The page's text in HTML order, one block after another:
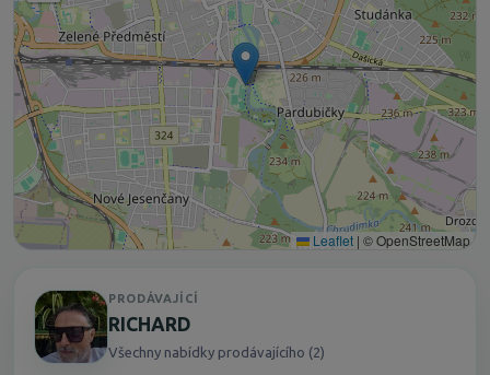
Leaflet | © OpenStreetMap
PRODÁVAJÍCÍ
RICHARD
Všechny nabídky prodávajícího (2)